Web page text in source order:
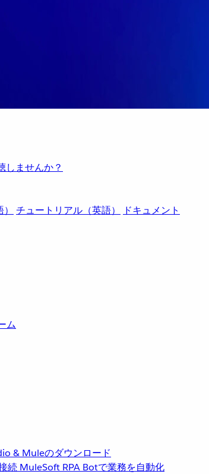
しませんか？
チュートリアル（英語）
ドキュメント
ム
& Muleのダウンロード
続 MuleSoft RPA Botで業務を自動化